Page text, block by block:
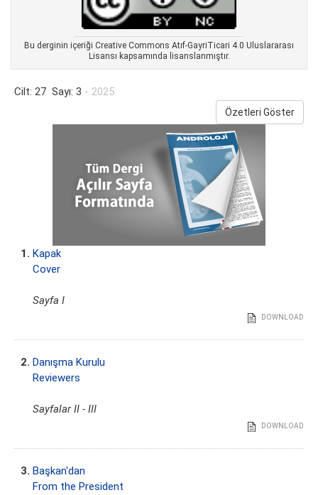
Bu derginin içeriği Creative Commons Atıf-GayriTicari 4.0 Uluslararası
Lisansı kapsamında lisanslanmıştır.
Cilt: 27 Sayı: 3 - 2025
Özetleri Göster
1. Kapak
Cover
Sayfa I
DOWNLOAD
2. Danışma Kurulu
Reviewers
Sayfalar II - III
DOWNLOAD
3. Başkan'dan
From the President